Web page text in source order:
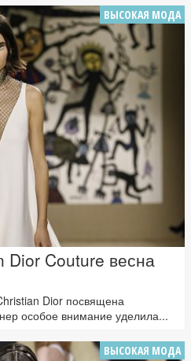
ВЫСОКАЯ МОДА
Dior Couture весна
Dior посвящена
особое внимание уделила...
ВЫСОКАЯ МОДА